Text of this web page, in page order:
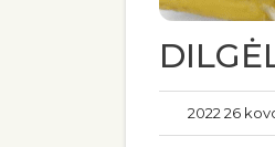
2022 26